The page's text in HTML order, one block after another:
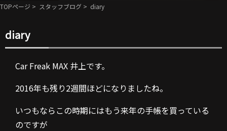
TOPページ > スタッフブログ > diary
diary
Car Freak MAX 井上です。
2016年も残り2週間ほどになりましたね。
いつもならこの時期にはもう来年の手帳を買っている
のですが